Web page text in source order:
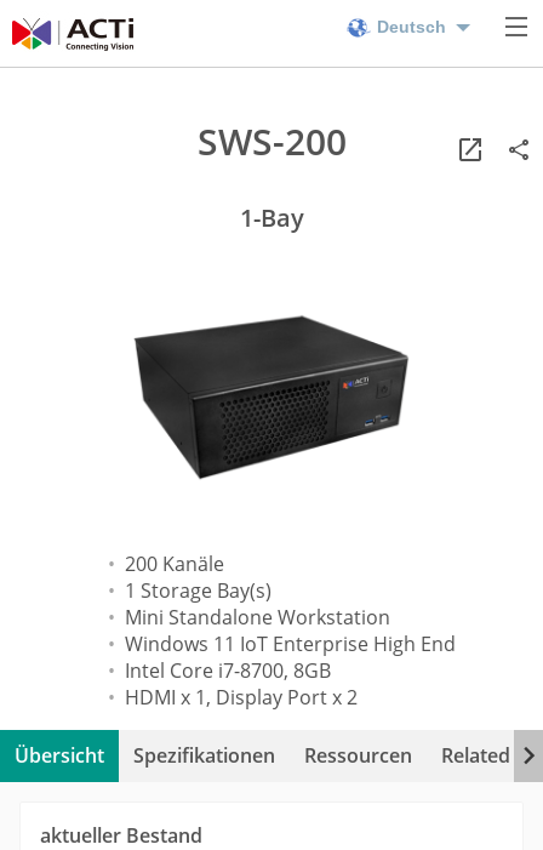
Deutsch
SWS-200
1-Bay
200 Kanäle
1 Storage Bay(s)
Mini Standalone Workstation
Windows 11 IoT Enterprise High End
Intel Core i7-8700, 8GB
HDMI x 1, Display Port x 2
Übersicht Spezifikationen Ressourcen Related
aktueller Bestand